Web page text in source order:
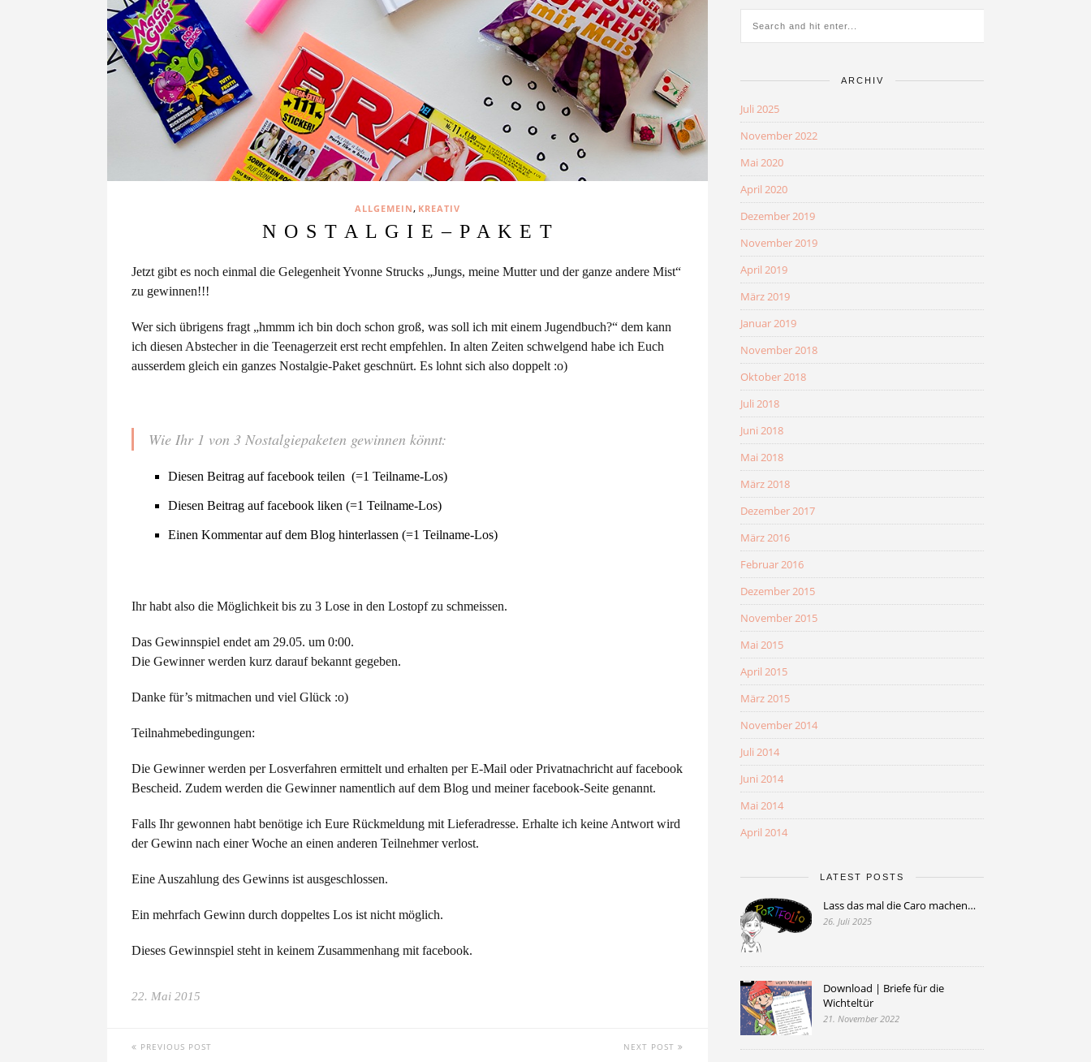
ALLGEMEIN, KREATIV
N O S T A L G I E – P A K E T
Jetzt gibt es noch einmal die Gelegenheit Yvonne Strucks „Jungs, meine Mutter und der ganze andere Mist“
zu gewinnen!!!
Wer sich übrigens fragt „hmmm ich bin doch schon groß, was soll ich mit einem Jugendbuch?“ dem kann
ich diesen Abstecher in die Teenagerzeit erst recht empfehlen. In alten Zeiten schwelgend habe ich Euch
ausserdem gleich ein ganzes Nostalgie-Paket geschnürt. Es lohnt sich also doppelt :o)
Wie Ihr 1 von 3 Nostalgiepaketen gewinnen könnt:
Diesen Beitrag auf facebook teilen (=1 Teilname-Los)
Diesen Beitrag auf facebook liken (=1 Teilname-Los)
Einen Kommentar auf dem Blog hinterlassen (=1 Teilname-Los)
Ihr habt also die Möglichkeit bis zu 3 Lose in den Lostopf zu schmeissen.
Das Gewinnspiel endet am 29.05. um 0:00.
Die Gewinner werden kurz darauf bekannt gegeben.
Danke für’s mitmachen und viel Glück :o)
Teilnahmebedingungen:
Die Gewinner werden per Losverfahren ermittelt und erhalten per E-Mail oder Privatnachricht auf facebook
Bescheid. Zudem werden die Gewinner namentlich auf dem Blog und meiner facebook-Seite genannt.
Falls Ihr gewonnen habt benötige ich Eure Rückmeldung mit Lieferadresse. Erhalte ich keine Antwort wird
der Gewinn nach einer Woche an einen anderen Teilnehmer verlost.
Eine Auszahlung des Gewinns ist ausgeschlossen.
Ein mehrfach Gewinn durch doppeltes Los ist nicht möglich.
Dieses Gewinnspiel steht in keinem Zusammenhang mit facebook.
22. Mai 2015
PREVIOUS POST NEXT POST
ARCHIV
Juli 2025
November 2022
Mai 2020
April 2020
Dezember 2019
November 2019
April 2019
März 2019
Januar 2019
November 2018
Oktober 2018
Juli 2018
Juni 2018
Mai 2018
März 2018
Dezember 2017
März 2016
Februar 2016
Dezember 2015
November 2015
Mai 2015
April 2015
März 2015
November 2014
Juli 2014
Juni 2014
Mai 2014
April 2014
LATEST POSTS
Lass das mal die Caro machen…
26. Juli 2025
Download | Briefe für die
Wichteltür
21. November 2022